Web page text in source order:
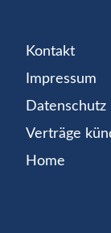
Kontakt
Impressum
Datenschutz
Verträge
Home